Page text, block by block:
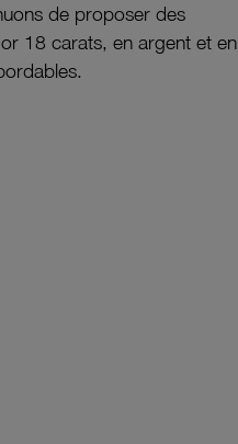
de proposer des
18 carats, en argent et en